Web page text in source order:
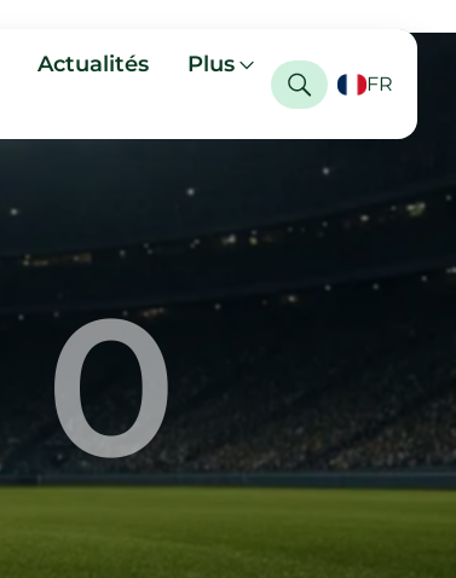
Actualités Plus
FR
0